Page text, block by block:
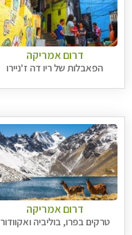
דרום אמריקה
הפאבלות של ריו דה ז'ניירו
דרום אמריקה
טרקים בפרו, בוליביה ואקוודור